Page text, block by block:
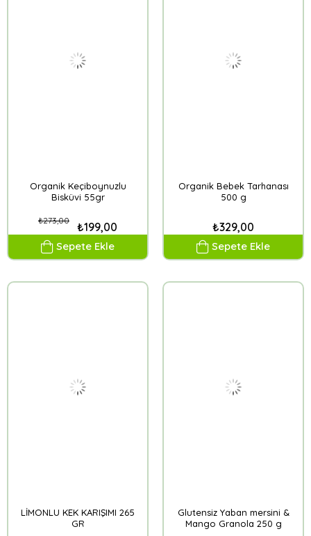
Organik Keçiboynuzlu
Bisküvi 55gr
₺199,00
₺273,00
Sepete Ekle
Organik Bebek Tarhanası
500 g
₺329,00
Sepete Ekle
LİMONLU KEK KARIŞIMI 265
GR
Glutensiz Yaban mersini &
Mango Granola 250 g